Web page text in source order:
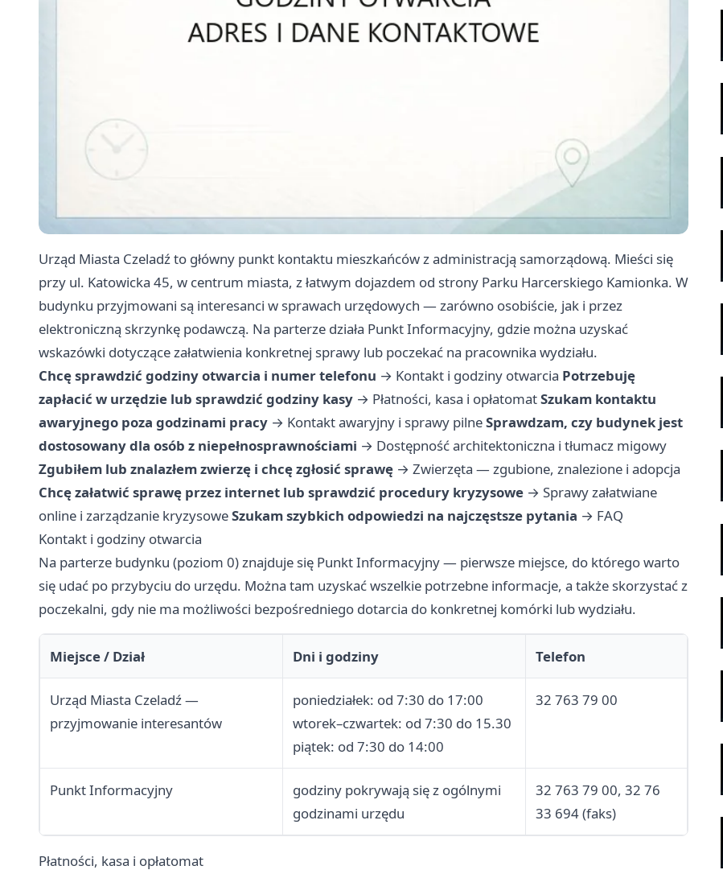
Urząd Miasta Czeladź to główny punkt kontaktu mieszkańców z administracją samorządową. Mieści się
przy ul. Katowicka 45, w centrum miasta, z łatwym dojazdem od strony Parku Harcerskiego Kamionka. W
budynku przyjmowani są interesanci w sprawach urzędowych — zarówno osobiście, jak i przez
elektroniczną skrzynkę podawczą. Na parterze działa Punkt Informacyjny, gdzie można uzyskać
wskazówki dotyczące załatwienia konkretnej sprawy lub poczekać na pracownika wydziału.
Chcę sprawdzić godziny otwarcia i numer telefonu → Kontakt i godziny otwarcia Potrzebuję
zapłacić w urzędzie lub sprawdzić godziny kasy → Płatności, kasa i opłatomatSzukam kontaktu
awaryjnego poza godzinami pracy → Kontakt awaryjny i sprawy pilneSprawdzam, czy budynek jest
dostosowany dla osób z niepełnosprawnościami → Dostępność architektoniczna i tłumacz migowy
Zgubiłem lub znalazłem zwierzę i chcę zgłosić sprawę → Zwierzęta — zgubione, znalezione i adopcja
Chcę załatwić sprawę przez internet lub sprawdzić procedury kryzysowe → Sprawy załatwiane
online i zarządzanie kryzysoweSzukam szybkich odpowiedzi na najczęstsze pytania → FAQ
Kontakt i godziny otwarcia
Na parterze budynku (poziom 0) znajduje się Punkt Informacyjny — pierwsze miejsce, do którego warto
się udać po przybyciu do urzędu. Można tam uzyskać wszelkie potrzebne informacje, a także skorzystać z
poczekalni, gdy nie ma możliwości bezpośredniego dotarcia do konkretnej komórki lub wydziału.
Miejsce / Dział Dni i godziny Telefon
Urząd Miasta Czeladź —
przyjmowanie interesantów
poniedziałek: od 7:30 do 17:00
wtorek–czwartek: od 7:30 do 15.30
piątek: od 7:30 do 14:00
32 763 79 00
Punkt Informacyjny
godziny pokrywają się z ogólnymi
godzinami urzędu
32 763 79 00, 32 76
33 694 (faks)
Płatności, kasa i opłatomat